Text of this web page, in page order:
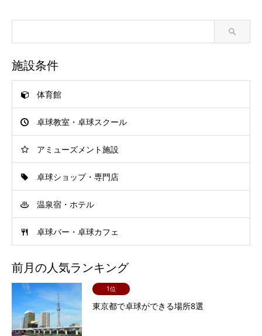
施設条件
体育館
卓球教室・卓球スクール
アミューズメント施設
卓球ショップ・専門店
温泉宿・ホテル
卓球バー・卓球カフェ
前月の人気ランキング
1位
東京都で卓球ができる場所8選